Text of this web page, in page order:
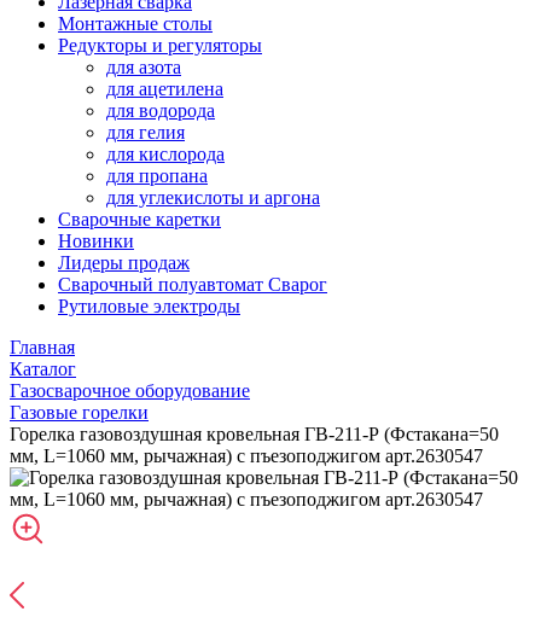
Монтажные столы
Редукторы и регуляторы
для азота
для ацетилена
для водорода
для гелия
для кислорода
для пропана
для углекислоты и аргона
Сварочные каретки
Новинки
Лидеры продаж
Сварочный полуавтомат Сварог
Рутиловые электроды
Главная
Каталог
Газосварочное оборудование
Газовые горелки
Горелка газовоздушная кровельная ГВ-211-Р (Фстакана=50
мм, L=1060 мм, рычажная) с пъезоподжигом арт.2630547